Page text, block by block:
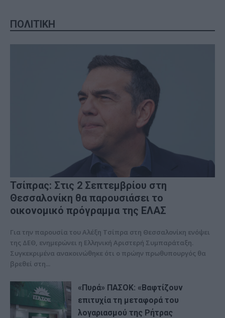
ΠΟΛΙΤΙΚΗ
Τσίπρας: Στις 2 Σεπτεμβρίου στη
Θεσσαλονίκη θα παρουσιάσει το
οικονομικό πρόγραμμα της ΕΛΑΣ
Για την παρουσία του Αλέξη Τσίπρα στη Θεσσαλονίκη ενόψει
της ΔΕΘ, ενημερώνει η Ελληνική Αριστερή Συμπαράταξη.
Συγκεκριμένα ανακοινώθηκε ότι ο πρώην πρωθυπουργός θα
βρεθεί στη...
«Πυρά» ΠΑΣΟΚ: «Βαφτίζουν
επιτυχία τη μεταφορά του
λογαριασμού της Ρήτρας